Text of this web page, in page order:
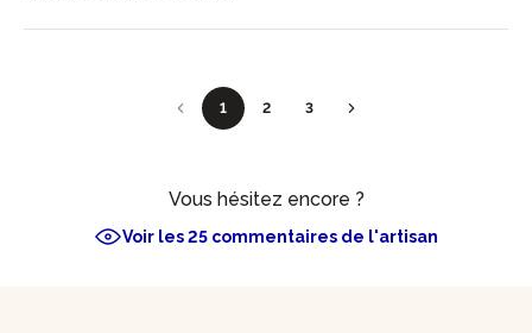
1 2 3
Vous hésitez encore ?
Voir les 25 commentaires de l'artisan